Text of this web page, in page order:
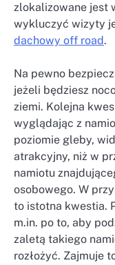
zlokalizowane jest
wykluczyć wizyty
dachowy off road.
Na pewno
jeżeli będziesz
ziemi. Kolejna
wyglądając z
poziomie gleby,
atrakcyjny, niż w
namiotu
osobowego. W
to istotna kwestia.
m.in. po to, aby
zaletą takiego
rozłożyć. Zajmuje